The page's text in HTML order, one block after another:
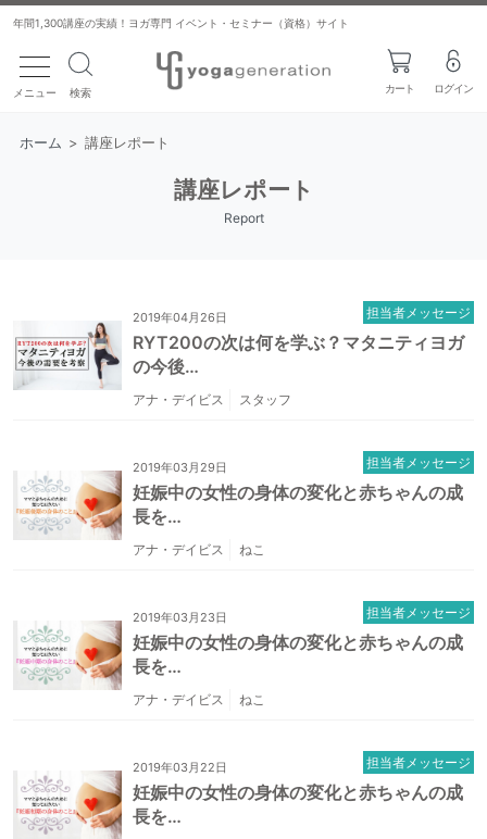
年間1,300講座の実績！ヨガ専門 イベント・セミナー（資格）サイト
toggle navigation
メニュー 検索 カート ログイン
ホーム > 講座レポート
講座レポート
Report
2019年04月26日
RYT200の次は何を学ぶ？マタニティヨガ
の今後…
アナ・デイビス スタッフ
担当者メッセージ
2019年03月29日
妊娠中の女性の身体の変化と赤ちゃんの成
長を…
アナ・デイビス ねこ
担当者メッセージ
2019年03月23日
妊娠中の女性の身体の変化と赤ちゃんの成
長を…
アナ・デイビス ねこ
担当者メッセージ
2019年03月22日
妊娠中の女性の身体の変化と赤ちゃんの成
長を…
担当者メッセージ